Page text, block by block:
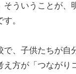
そういうことが
。
、子供たちが自
え方が「つなが